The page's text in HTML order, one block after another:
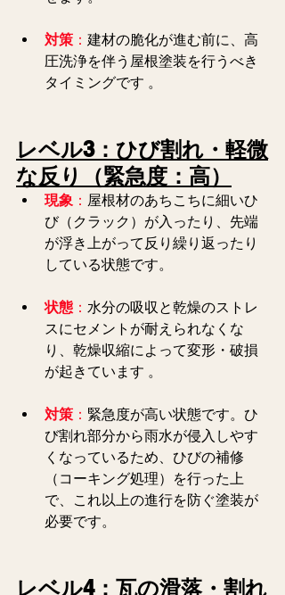
対策 ： 建材の脆化が進む前に、高
圧洗浄を伴う屋根塗装を行うべき
タイミングです 。
レベル3：ひび割れ・軽微
な反り（緊急度：高）
現象 ： 屋根材のあちこちに細いひ
び（クラック）が入ったり、先端
が浮き上がって反り繰り返ったり
している状態です。
状態 ： 水分の吸収と乾燥のストレ
スにセメントが耐えられなくな
り、乾燥収縮によって変形・破損
が起きています 。
対策 ： 緊急度が高い状態です。ひ
び割れ部分から雨水が侵入しやす
くなっているため、ひびの補修
（コーキング処理）を行った上
で、これ以上の進行を防ぐ塗装が
必要です。
レベル4：瓦の滑落・割れ